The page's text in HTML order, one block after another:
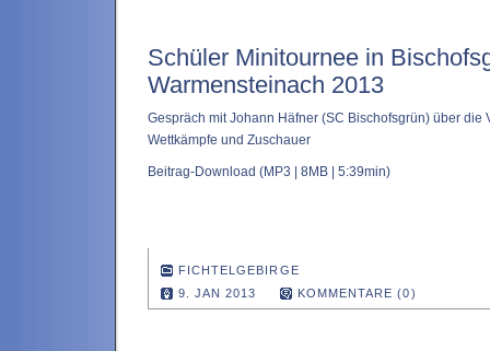
Schüler Minitournee in
Warmensteinach 2013
Gespräch mit Johann Häfner (SC Bischofsgrün) über die
Wettkämpfe und Zuschauer
Beitrag-Download (MP3 | 8MB | 5:39min)
FICHTELGEBIRGE
9. JAN 2013
KOMMENTARE (0)